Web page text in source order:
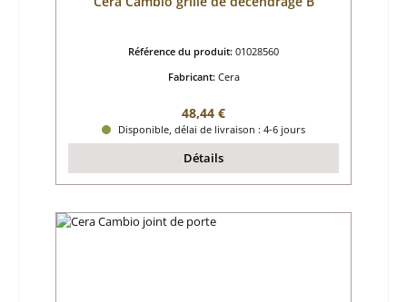
Référence du produit: 01028560
Fabricant: Cera
Prix régulier :
48,44 €
Disponible, délai de livraison : 4-6 jours
Détails